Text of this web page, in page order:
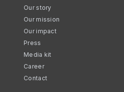
Our story
Our mission
Our impact
Press
Media kit
Career
Contact